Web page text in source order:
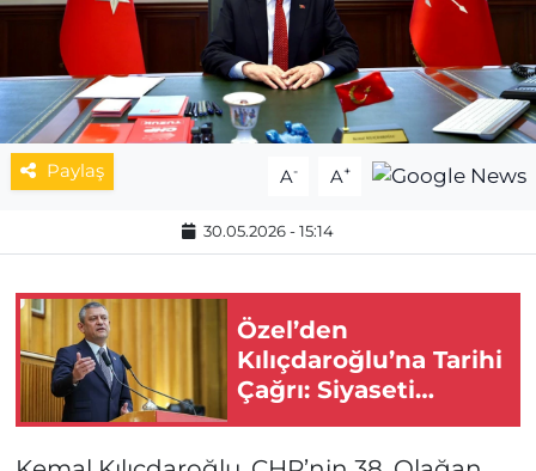
Paylaş A- A+
30.05.2026 - 15:14
Özel’den
Kılıçdaroğlu’na Tarihi
Çağrı: Siyaseti
Bırakıyorum!